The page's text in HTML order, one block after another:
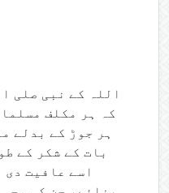
اللہ کے نبی صلی
کہ ہر مکلف
ہر جوڑ کے بدلے
بات کے شکر کے
اسے عافیت دی